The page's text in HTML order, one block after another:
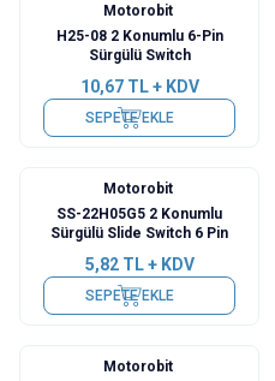
Motorobit
H25-08 2 Konumlu 6-Pin
Sürgülü Switch
10,67TL + KDV
SEPETE EKLE
Motorobit
SS-22H05G5 2 Konumlu
Sürgülü Slide Switch 6 Pin
5,82TL + KDV
SEPETE EKLE
Motorobit